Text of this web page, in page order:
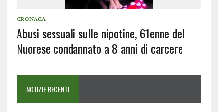
CRONACA
Abusi sessuali sulle nipotine, 61enne del
Nuorese condannato a 8 anni di carcere
NOTIZIE RECENTI